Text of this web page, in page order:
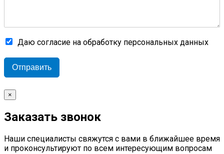
Даю согласие на обработку персональных данных
Отправить
×
Заказать звонок
Наши специалисты свяжутся с вами в ближайшее время
и проконсультируют по всем интересующим вопросам